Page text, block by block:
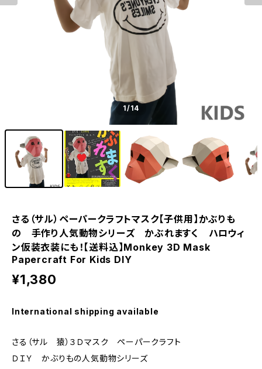
1/14
さる（サル）ペーパークラフトマスク【子供用】かぶりも
の 手作り人気動物シリーズ かぶれますく ハロウィ
ン仮装衣装にも！【送料込】Monkey 3D Mask
Papercraft For Kids DIY
¥1,380
International shipping available
さる（サル 猿）３Ｄマスク ペーパークラフト
ＤＩＹ かぶりもの人気動物シリーズ